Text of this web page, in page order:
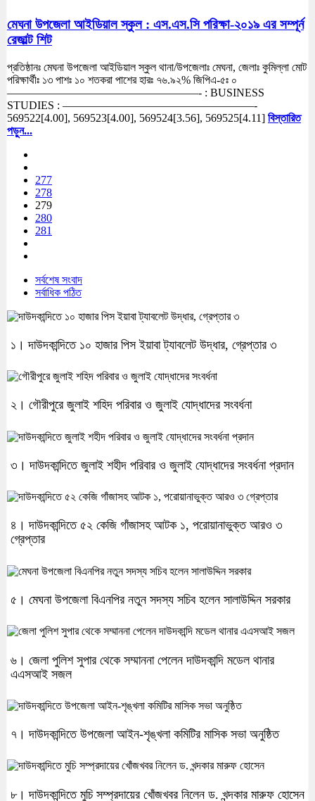
মেঘনা উপজেলা আইডিয়াল স্কুল : এস.এস.সি পরিক্ষা-২০১৯ এর সম্পূর্ন
রেজাল্ট শিট
প্রতিষ্ঠানঃ মেঘনা উপজেলা আইডিয়াল স্কুল থানা/উপজেলাঃ মেঘনা, জেলাঃ কুমিল্লা মোট
পরিক্ষার্থীঃ ১৩ পাশঃ ১০ শতকরা পাশের হারঃ ৭৬.৯২% জিপিএ-৫ঃ ০
—————————————————- : BUSINESS
STUDIES : —————————————————-
569522[4.00], 569523[4.00], 569524[3.56], 569525[4.11] বিস্তারিত
পড়ুন...
277
278
279
280
281
সর্বশেষ সংবাদ
সর্বাধিক পঠিত
১। দাউদকান্দিতে ১০ হাজার পিস ইয়াবা ট্যাবলেট উদ্ধার, গ্রেপ্তার ৩
২। গৌরীপুরে জুলাই শহিদ পরিবার ও জুলাই যোদ্ধাদের সংবর্ধনা
৩। দাউদকান্দিতে জুলাই শহীদ পরিবার ও জুলাই যোদ্ধাদের সংবর্ধনা প্রদান
৪। দাউদকান্দিতে ৫২ কেজি গাঁজাসহ আটক ১, পরোয়ানাভুক্ত আরও ৩
গ্রেপ্তার
৫। মেঘনা উপজেলা বিএনপির নতুন সদস্য সচিব হলেন সালাউদ্দিন সরকার
৬। জেলা পুলিশ সুপার থেকে সম্মাননা পেলেন দাউদকান্দি মডেল থানার
এএসআই সজল
৭। দাউদকান্দিতে উপজেলা আইন-শৃঙ্খলা কমিটির মাসিক সভা অনুষ্ঠিত
৮। দাউদকান্দিতে মুচি সম্প্রদায়ের খোঁজখবর নিলেন ড. খন্দকার মারুফ হোসেন